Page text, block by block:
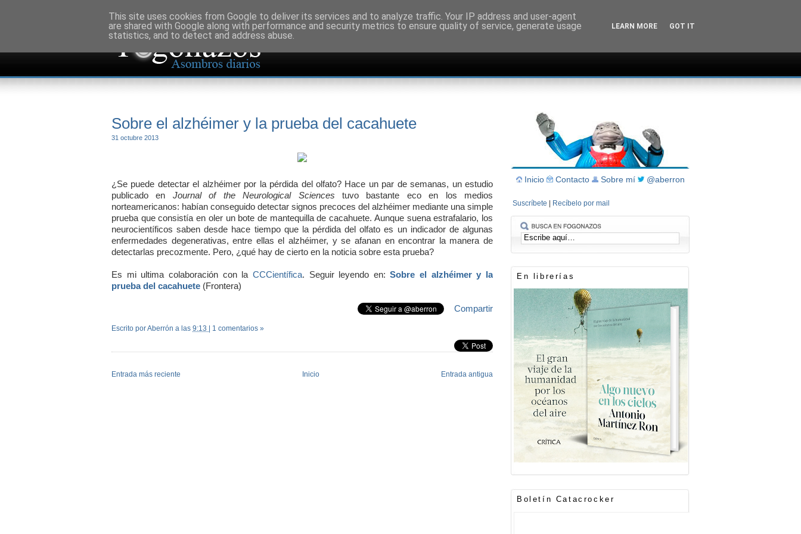
Sobre el alzhéimer y la prueba del cacahuete
31 octubre 2013
¿Se puede detectar el alzhéimer por la pérdida del olfato? Hace un par de semanas, un estudio
publicado en Journal of the Neurological Sciences tuvo bastante eco en los medios
norteamericanos: habían conseguido detectar signos precoces del alzhéimer mediante una simple
prueba que consistía en oler un bote de mantequilla de cacahuete. Aunque suena estrafalario, los
neurocientíficos saben desde hace tiempo que la pérdida del olfato es un indicador de algunas
enfermedades degenerativas, entre ellas el alzhéimer, y se afanan en encontrar la manera de
detectarlas precozmente. Pero, ¿qué hay de cierto en la noticia sobre esta prueba?
Es mi ultima colaboración con la CCCientífica. Seguir leyendo en:Sobre el alzhéimer y la
prueba del cacahuete (Frontera)
Compartir
Escrito por Aberrón a las 9:13 | 1 comentarios »
Entrada más reciente Entrada antigua
Inicio
Inicio Contacto Sobre mí @aberron
Suscríbete Recíbelo por mail
En librerías
Boletín Catacrocker
This site uses cookies from Google to deliver its services and to analyze traffic. Your IP address and user-agent
are shared with Google along with performance and security metrics to ensure quality of service, generate usage
statistics, and to detect and address abuse.
LEARN MORE GOT IT